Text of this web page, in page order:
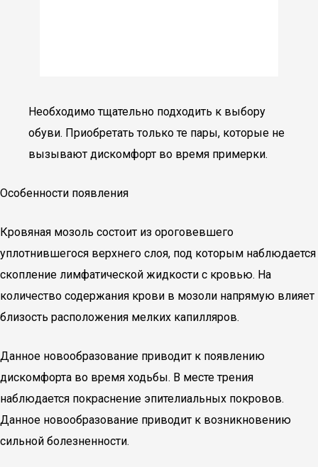
Необходимо тщательно подходить к выбору
обуви. Приобретать только те пары, которые не
вызывают дискомфорт во время примерки.
Особенности появления
Кровяная мозоль состоит из ороговевшего
уплотнившегося верхнего слоя, под которым наблюдается
скопление лимфатической жидкости с кровью. На
количество содержания крови в мозоли напрямую влияет
близость расположения мелких капилляров.
Данное новообразование приводит к появлению
дискомфорта во время ходьбы. В месте трения
наблюдается покраснение эпителиальных покровов.
Данное новообразование приводит к возникновению
сильной болезненности.